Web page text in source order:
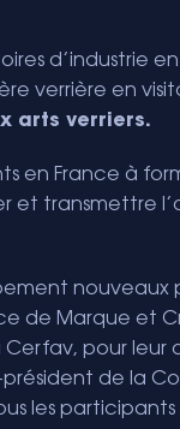
d’industrie en
verrière en
arts verriers.
en France à
et transmettre
nouveaux
de Marque et
pour leur
président de la
les